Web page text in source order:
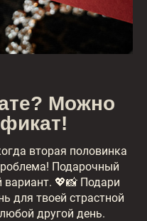
Можно
вторая половинка
Подарочный
💖📸 Подари
для твоей страстной
другой день.